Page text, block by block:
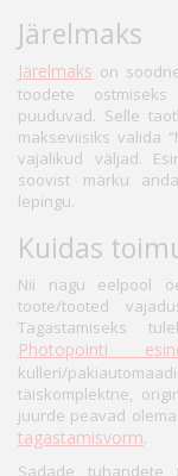
Järelmaks
Järelmaks on
toodete
puuduvad. Selle
makseviisiks valida
vajalikud väljad.
soovist märku
lepingu.
Kuidas
Nii nagu eelpool
toote/tooted
Tagastamiseks
Photopointi
kulleri/
täiskomplektne,
juurde peavad
tagastamisvorm.
Sadade tuhandete